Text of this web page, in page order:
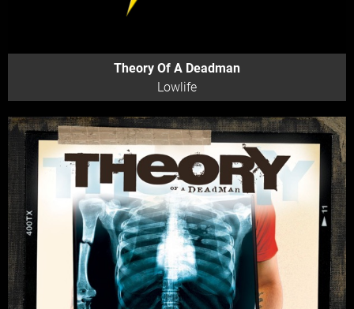
Theory Of A Deadman
Lowlife